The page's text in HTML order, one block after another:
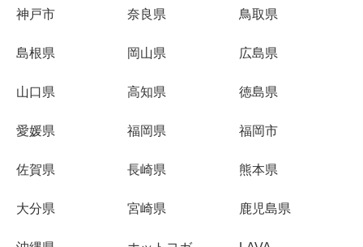
神戸市 奈良県 鳥取県
島根県 岡山県 広島県
山口県 高知県 徳島県
愛媛県 福岡県 福岡市
佐賀県 長崎県 熊本県
大分県 宮崎県 鹿児島県